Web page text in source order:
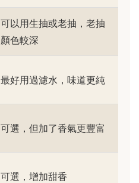
可以用生抽或老抽，老抽
顏色較深
最好用過濾水，味道更純
可選，但加了香氣更豐富
可選，增加甜香